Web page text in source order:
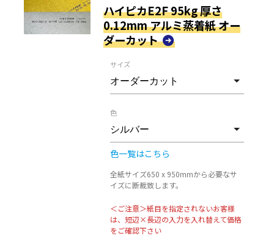
ハイピカE2F 95kg 厚さ
0.12mm アルミ蒸着紙 オー
ダーカット
サイズ
色
色一覧はこちら
全紙サイズ650 x 950mmから必要なサ
イズに断裁致します。
＜ご注意＞紙目を指定されないお客様
は、短辺×長辺の入力を入れ替えて価格
をご確認下さい